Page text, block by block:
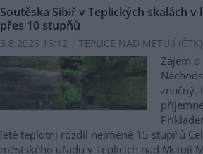
Soutěska Sibiř v Teplických skalách
přes 10 stupňů
3.8.2026 16:12 | TEPLICE NAD METUJÍ (ČTK)
Zájem o
značný.
létě teplotní rozdíl nejméně 15 stupňů
městského úřadu v Teplicích nad Metují